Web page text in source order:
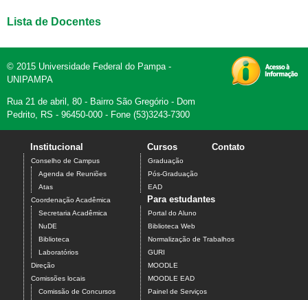
Lista de Docentes
© 2015 Universidade Federal do Pampa -
UNIPAMPA
Rua 21 de abril, 80 - Bairro São Gregório - Dom
Pedrito, RS - 96450-000 - Fone (53)3243-7300
Institucional
Conselho de Campus
Agenda de Reuniões
Atas
Coordenação Acadêmica
Secretaria Acadêmica
NuDE
Biblioteca
Laboratórios
Direção
Comissões locais
Comissão de Concursos
Cursos
Graduação
Pós-Graduação
EAD
Contato
Para estudantes
Portal do Aluno
Biblioteca Web
Normalização de Trabalhos
GURI
MOODLE
MOODLE EAD
Painel de Serviços